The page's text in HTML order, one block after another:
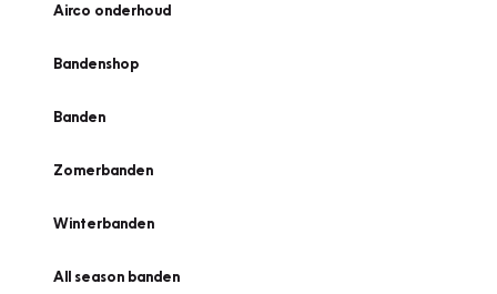
Airco onderhoud
Bandenshop
Banden
Zomerbanden
Winterbanden
All season banden